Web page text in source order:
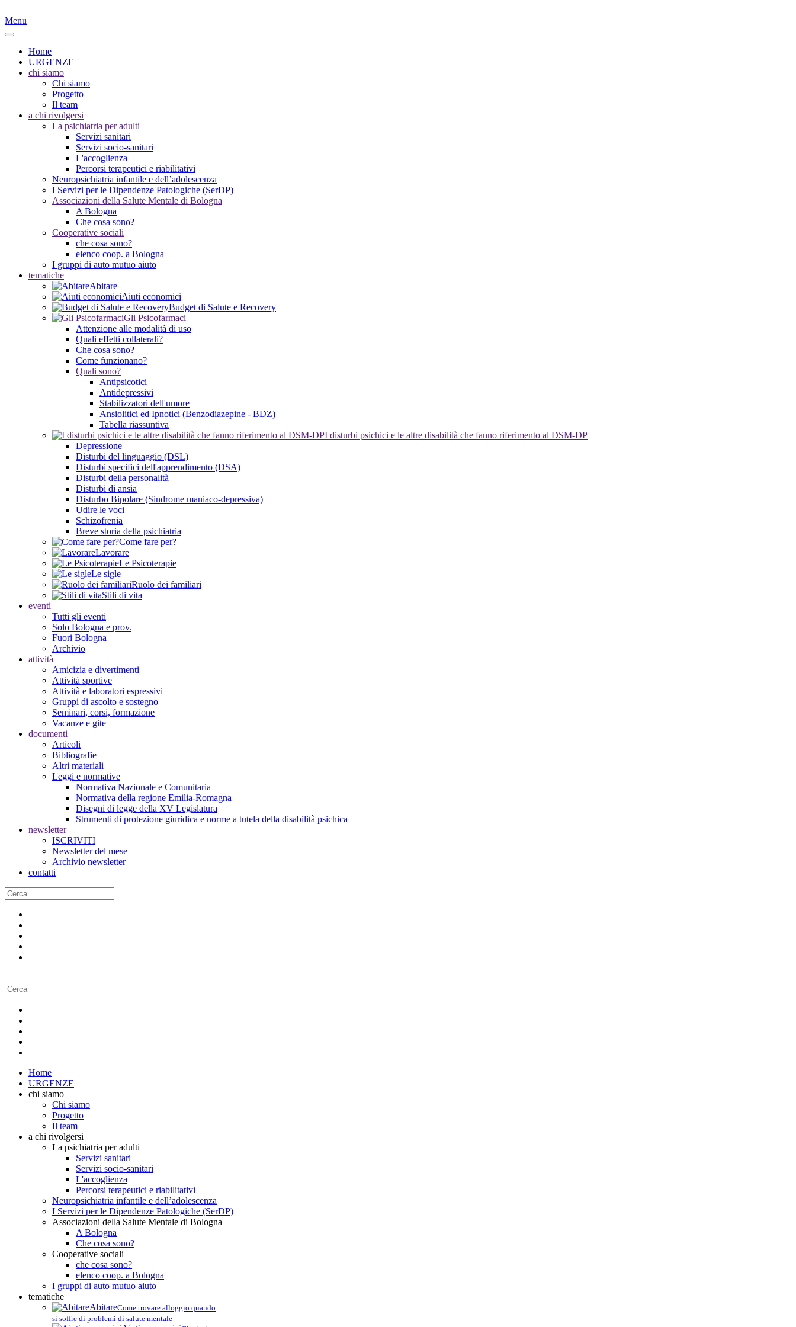
Menu
Home
URGENZE
chi siamo
Chi siamo
Progetto
Il team
a chi rivolgersi
La psichiatria per adulti
Servizi sanitari
Servizi socio-sanitari
L'accoglienza
Percorsi terapeutici e riabilitativi
Neuropsichiatria infantile e dell’adolescenza
I Servizi per le Dipendenze Patologiche (SerDP)
Associazioni della Salute Mentale di Bologna
A Bologna
Che cosa sono?
Cooperative sociali
che cosa sono?
elenco coop. a Bologna
I gruppi di auto mutuo aiuto
tematiche
Abitare
Aiuti economici
Budget di Salute e Recovery
Gli Psicofarmaci
Attenzione alle modalità di uso
Quali effetti collaterali?
Che cosa sono?
Come funzionano?
Quali sono?
Antipsicotici
Antidepressivi
Stabilizzatori dell'umore
Ansiolitici ed Ipnotici (Benzodiazepine - BDZ)
Tabella riassuntiva
I disturbi psichici e le altre disabilità che fanno riferimento al DSM-DP
Depressione
Disturbi del linguaggio (DSL)
Disturbi specifici dell'apprendimento (DSA)
Disturbi della personalità
Disturbi di ansia
Disturbo Bipolare (Sindrome maniaco-depressiva)
Udire le voci
Schizofrenia
Breve storia della psichiatria
Come fare per?
Lavorare
Le Psicoterapie
Le sigle
Ruolo dei familiari
Stili di vita
eventi
Tutti gli eventi
Solo Bologna e prov.
Fuori Bologna
Archivio
attività
Amicizia e divertimenti
Attività sportive
Attività e laboratori espressivi
Gruppi di ascolto e sostegno
Seminari, corsi, formazione
Vacanze e gite
documenti
Articoli
Bibliografie
Altri materiali
Leggi e normative
Normativa Nazionale e Comunitaria
Normativa della regione Emilia-Romagna
Disegni di legge della XV Legislatura
Strumenti di protezione giuridica e norme a tutela della disabilità psichica
newsletter
ISCRIVITI
Newsletter del mese
Archivio newsletter
contatti
Home
URGENZE
chi siamo
Chi siamo
Progetto
Il team
a chi rivolgersi
La psichiatria per adulti
Servizi sanitari
Servizi socio-sanitari
L'accoglienza
Percorsi terapeutici e riabilitativi
Neuropsichiatria infantile e dell’adolescenza
I Servizi per le Dipendenze Patologiche (SerDP)
Associazioni della Salute Mentale di Bologna
A Bologna
Che cosa sono?
Cooperative sociali
che cosa sono?
elenco coop. a Bologna
I gruppi di auto mutuo aiuto
tematiche
AbitareCome trovare alloggio quando
si soffre di problemi di salute mentale